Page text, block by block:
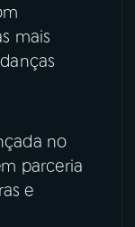
mais
no
parceria
e